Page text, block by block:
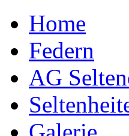
Home
Federn
AG